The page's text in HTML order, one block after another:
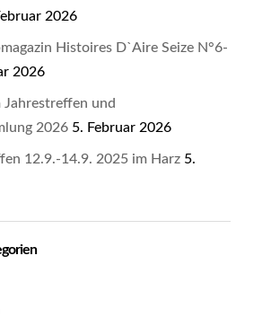
2026
Histoires D`Aire Seize N°6-
2026
Jahrestreffen und
2026 5. Februar 2026
12.9.-14.9. 2025 im Harz 5.